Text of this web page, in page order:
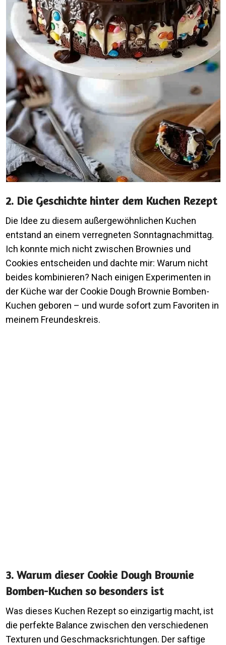
2. Die Geschichte hinter dem Kuchen Rezept
Die Idee zu diesem außergewöhnlichen Kuchen
entstand an einem verregneten Sonntagnachmittag.
Ich konnte mich nicht zwischen Brownies und
Cookies entscheiden und dachte mir: Warum nicht
beides kombinieren? Nach einigen Experimenten in
der Küche war der Cookie Dough Brownie Bomben-
Kuchen geboren – und wurde sofort zum Favoriten in
meinem Freundeskreis.
3. Warum dieser Cookie Dough Brownie
Bomben-Kuchen so besonders ist
Was dieses Kuchen Rezept so einzigartig macht, ist
die perfekte Balance zwischen den verschiedenen
Texturen und Geschmacksrichtungen. Der saftige